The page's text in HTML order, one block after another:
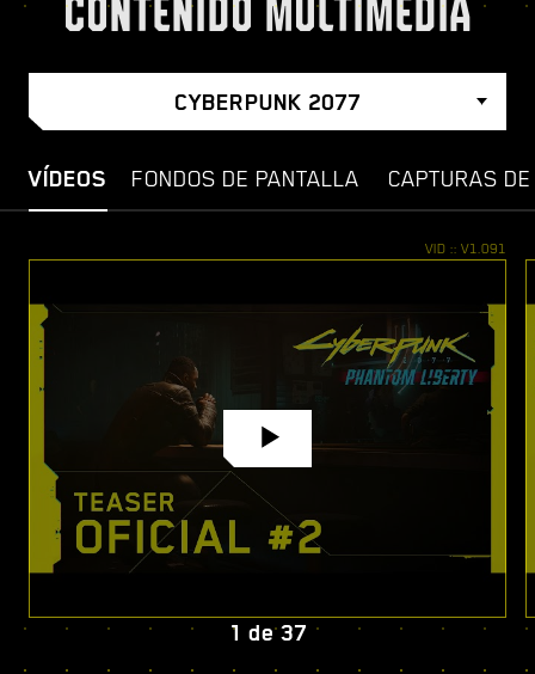
CONTENIDO MULTIMEDIA
CYBERPUNK 2077
VÍDEOS FONDOS DE PANTALLA CAPTURAS
1 de37